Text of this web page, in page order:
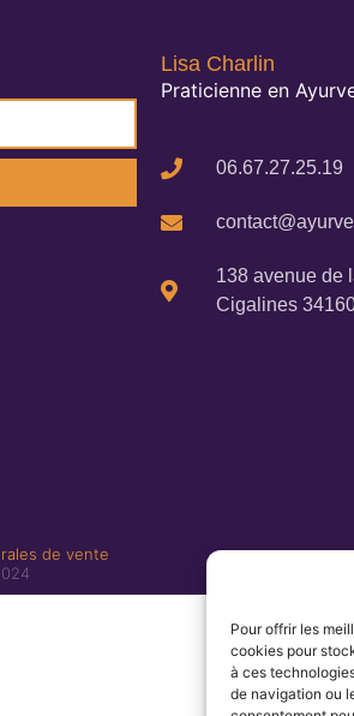
Pour offrir les
cookies pour
à ces
de navigation ou
Lisa Charlin
Praticienne en
06.67.27.25.19
138 avenue de
Cigalines
de vente